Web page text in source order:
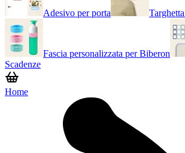
Adesivo per porta
Fascia personalizzata per Biberon
Scadenze
Home